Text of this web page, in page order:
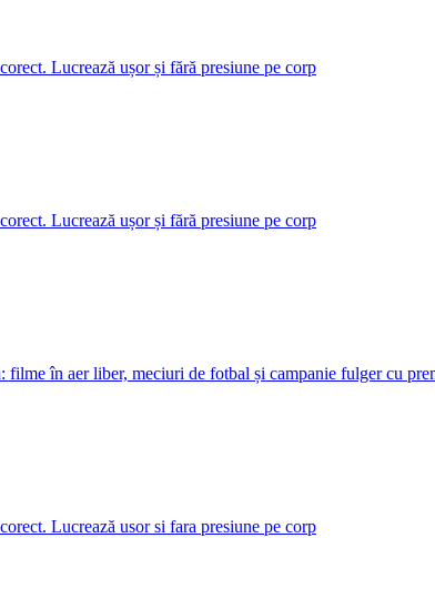
Lucrează ușor și fără presiune pe corp
Lucrează ușor și fără presiune pe corp
în aer liber, meciuri de fotbal și campanie fulger cu
Lucrează usor si fara presiune pe corp